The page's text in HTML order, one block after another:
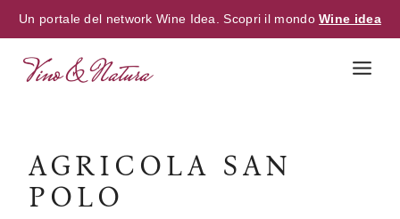
Un portale del network Wine Idea. Scopri il mondoWine idea
AGRICOLA SAN
POLO